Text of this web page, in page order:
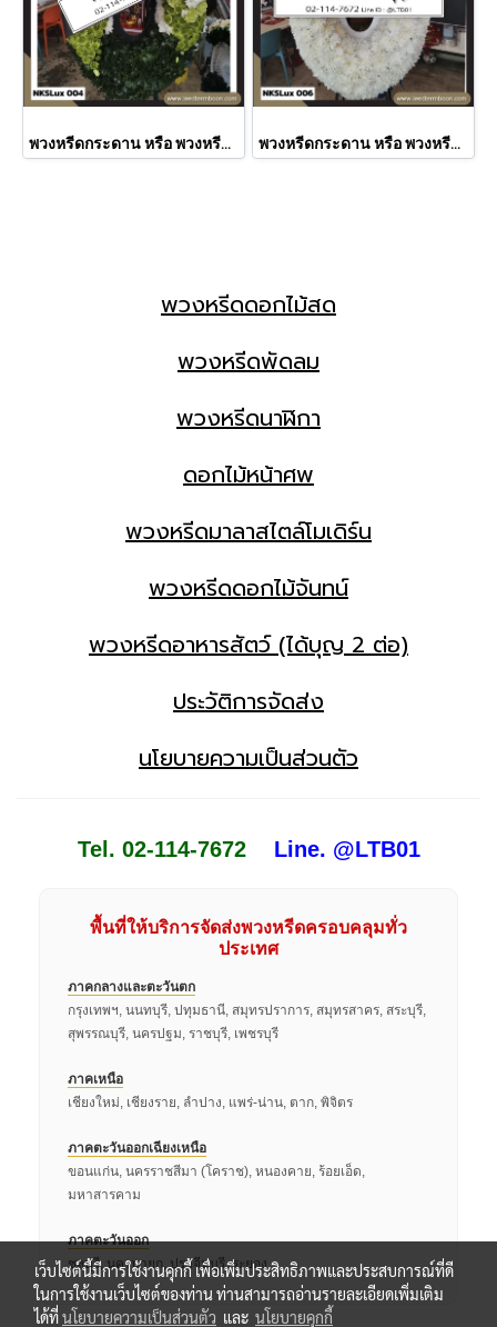
พวงหรีดกระดาน หรือ พวงหรีดมาลา ดอกไม้สด สุขสงบ (NKXLux004) พวงหรีดกระดาน หรือ พวงหรีดมาลา ดอกไม้สด ศิริสมบูรณ์ (NKXLux006)
พวงหรีดดอกไม้สด
พวงหรีดพัดลม
พวงหรีดนาฬิกา
ดอกไม้หน้าศพ
พวงหรีดมาลาสไตล์โมเดิร์น
พวงหรีดดอกไม้จันทน์
พวงหรีดอาหารสัตว์ (ได้บุญ 2 ต่อ)
ประวัติการจัดส่ง
นโยบายความเป็นส่วนตัว
Tel. 02-114-7672 Line. @LTB01
พื้นที่ให้บริการจัดส่งพวงหรีดครอบคลุมทั่ว
ประเทศ
ภาคกลางและตะวันตก
กรุงเทพฯ, นนทบุรี, ปทุมธานี, สมุทรปราการ, สมุทรสาคร, สระบุรี,
สุพรรณบุรี, นครปฐม, ราชบุรี, เพชรบุรี
ภาคเหนือ
เชียงใหม่, เชียงราย, ลำปาง, แพร่-น่าน, ตาก, พิจิตร
ภาคตะวันออกเฉียงเหนือ
ขอนแก่น, นครราชสีมา (โคราช), หนองคาย, ร้อยเอ็ด,
มหาสารคาม
ภาคตะวันออก
ชลบุรี, นครนายก, ปราจีนบุรี, ระยอง
เว็บไซต์นี้มีการใช้งานคุกกี้ เพื่อเพิ่มประสิทธิภาพและประสบการณ์ที่ดี
ในการใช้งานเว็บไซต์ของท่าน ท่านสามารถอ่านรายละเอียดเพิ่มเติม
ได้ที่นโยบายความเป็นส่วนตัว และ นโยบายคุกกี้